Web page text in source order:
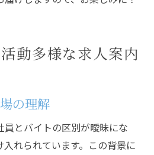
動多様な求人案内
の理解
とバイトの区別が曖昧にな
れられています。この背景に